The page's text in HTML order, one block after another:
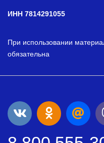
ИНН 7814291055
При использовании
обязательна